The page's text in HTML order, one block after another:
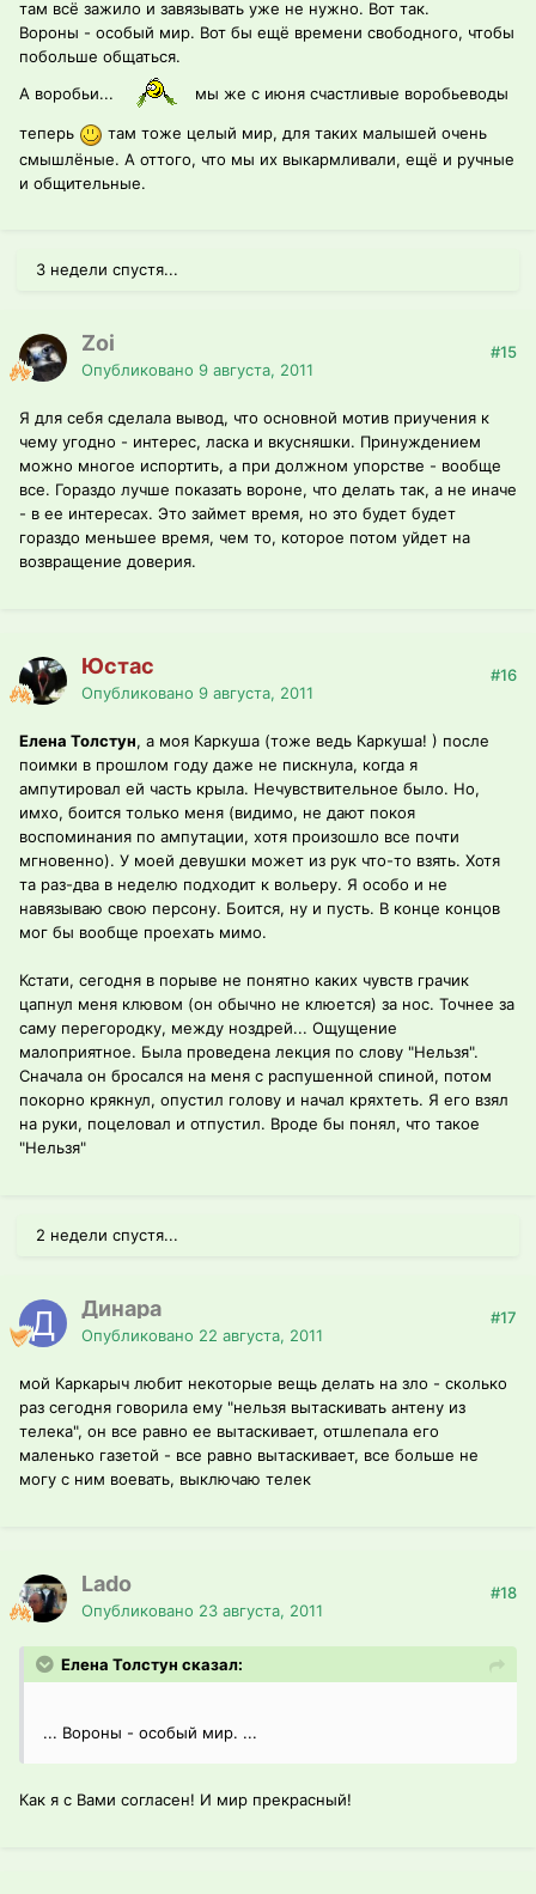
там всё зажило и завязывать уже не нужно. Вот так.
Вороны - особый мир. Вот бы ещё времени свободного, чтобы
побольше общаться.
А воробьи...
мы же с июня счастливые воробьеводы
теперь
там тоже целый мир, для таких малышей очень
смышлёные. А оттого, что мы их выкармливали, ещё и ручные
и общительные.
3 недели спустя...
Zoi
Опубликовано 9 августа, 2011
#15
Я для себя сделала вывод, что основной мотив приучения к
чему угодно - интерес, ласка и вкусняшки. Принуждением
можно многое испортить, а при должном упорстве - вообще
все. Гораздо лучше показать вороне, что делать так, а не иначе
- в ее интересах. Это займет время, но это будет будет
гораздо меньшее время, чем то, которое потом уйдет на
возвращение доверия.
Юстас
Опубликовано 9 августа, 2011
#16
Елена Толстун, а моя Каркуша (тоже ведь Каркуша! ) после
поимки в прошлом году даже не пискнула, когда я
ампутировал ей часть крыла. Нечувствительное было. Но,
имхо, боится только меня (видимо, не дают покоя
воспоминания по ампутации, хотя произошло все почти
мгновенно). У моей девушки может из рук что-то взять. Хотя
та раз-два в неделю подходит к вольеру. Я особо и не
навязываю свою персону. Боится, ну и пусть. В конце концов
мог бы вообще проехать мимо.
Кстати, сегодня в порыве не понятно каких чувств грачик
цапнул меня клювом (он обычно не клюется) за нос. Точнее за
саму перегородку, между ноздрей... Ощущение
малоприятное. Была проведена лекция по слову "Нельзя".
Сначала он бросался на меня с распушенной спиной, потом
покорно крякнул, опустил голову и начал кряхтеть. Я его взял
на руки, поцеловал и отпустил. Вроде бы понял, что такое
"Нельзя"
2 недели спустя...
Динара
Опубликовано 22 августа, 2011
#17
мой Каркарыч любит некоторые вещь делать на зло - сколько
раз сегодня говорила ему "нельзя вытаскивать антену из
телека", он все равно ее вытаскивает, отшлепала его
маленько газетой - все равно вытаскивает, все больше не
могу с ним воевать, выключаю телек
Lado
Опубликовано 23 августа, 2011
#18
Елена Толстун сказал:
... Вороны - особый мир. ...
Как я с Вами согласен! И мир прекрасный!